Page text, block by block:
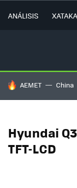
ANÁLISIS
HOY SE HABLA DE
AEMET China
Hyundai
TFT-LCD